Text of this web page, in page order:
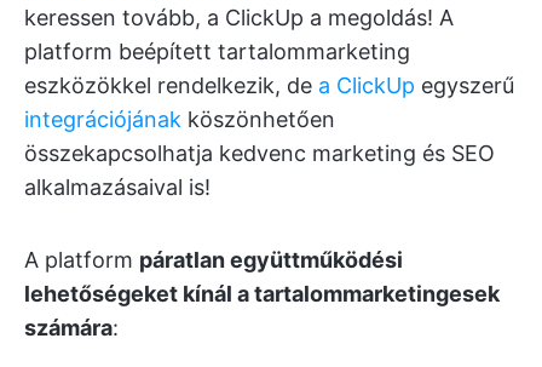
keressen tovább, a ClickUp a megoldás! A
platform beépített tartalommarketing
eszközökkel rendelkezik, de a ClickUp egyszerű
integrációjának köszönhetően
összekapcsolhatja kedvenc marketing és SEO
alkalmazásaival is!
A platform páratlan együttműködési
lehetőségeket kínál a tartalommarketingesek
számára: